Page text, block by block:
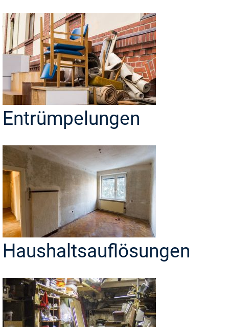
Entrümpelungen
Haushaltsauflösungen